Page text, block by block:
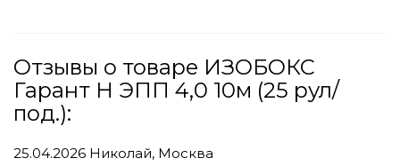
Отзывы о товаре ИЗОБОКС
Гарант Н ЭПП 4,0 10м (25 рул/
под.):
25.04.2026 Николай, Москва